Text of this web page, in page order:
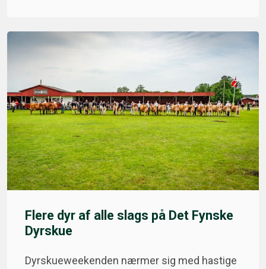
Flere dyr af alle slags på Det Fynske
Dyrskue
Dyrskueweekenden nærmer sig med hastige